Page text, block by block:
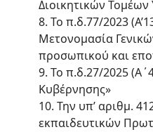
Διοικητικών
8. Το π.δ.77/2023
Μετονομασία
προσωπικού και
9. Το π.δ.27/2025
Κυβέρνησης»
10. Την υπ’ αριθμ.
εκπαιδευτικών